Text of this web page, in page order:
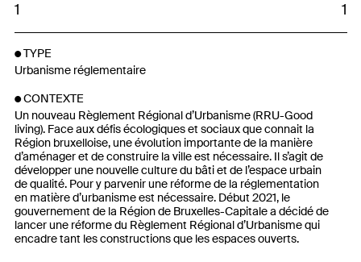
1 1
TYPE
Urbanisme réglementaire
CONTEXTE
Un nouveau Règlement Régional d’Urbanisme (RRU-Good
living). Face aux défis écologiques et sociaux que connait la
Région bruxelloise, une évolution importante de la manière
d’aménager et de construire la ville est nécessaire. Il s’agit de
développer une nouvelle culture du bâti et de l’espace urbain
de qualité. Pour y parvenir une réforme de la réglementation
en matière d’urbanisme est nécessaire. Début 2021, le
gouvernement de la Région de Bruxelles-Capitale a décidé de
lancer une réforme du Règlement Régional d’Urbanisme qui
encadre tant les constructions que les espaces ouverts.